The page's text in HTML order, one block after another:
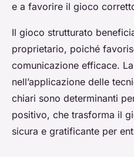
e a favorire il gioco
Il gioco strutturato
proprietario, poiché
comunicazione efficace.
nell’applicazione delle
chiari sono determinanti
positivo, che trasforma il
sicura e gratificante per